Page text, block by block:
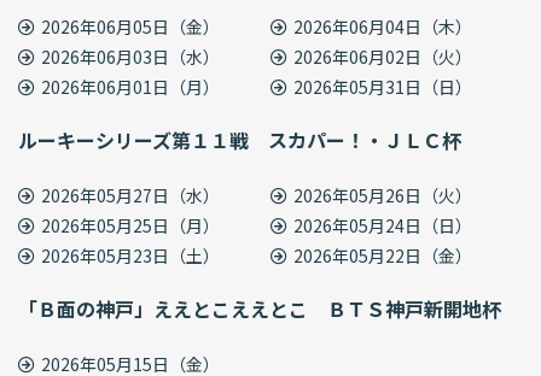
2026年06月05日（金）
2026年06月04日（木）
2026年06月03日（水）
2026年06月02日（火）
2026年06月01日（月）
2026年05月31日（日）
ルーキーシリーズ第１１戦 スカパー！・ＪＬＣ杯
2026年05月27日（水）
2026年05月26日（火）
2026年05月25日（月）
2026年05月24日（日）
2026年05月23日（土）
2026年05月22日（金）
「Ｂ面の神戸」ええとこええとこ ＢＴＳ神戸新開地杯
2026年05月15日（金）